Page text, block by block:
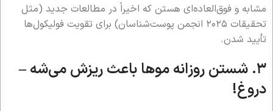
مشابه و فوق‌العاده‌ای هستن که اخیراً در مطالعات جدید (مثل
تحقیقات ۲۰۲۵ انجمن پوست‌شناسان) برای تقویت فولیکول‌ها
تأیید شدن.
۳. شستن روزانه موها باعث ریزش می‌شه –
دروغ!